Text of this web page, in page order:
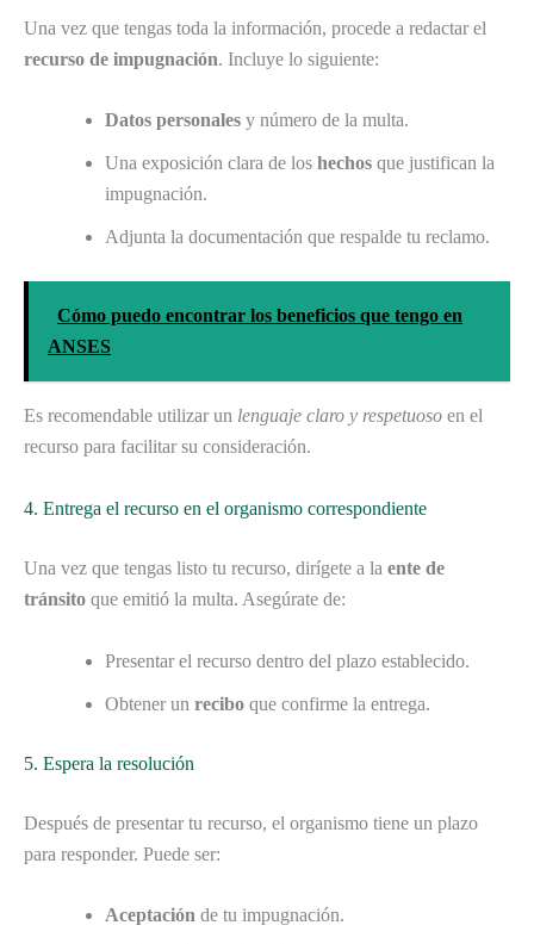
Una vez que tengas toda la información, procede a redactar el
recurso de impugnación. Incluye lo siguiente:
Datos personales y número de la multa.
Una exposición clara de los hechos que justifican la
impugnación.
Adjunta la documentación que respalde tu reclamo.
Cómo puedo encontrar los beneficios que tengo en
ANSES
Es recomendable utilizar un lenguaje claro y respetuoso en el
recurso para facilitar su consideración.
4. Entrega el recurso en el organismo correspondiente
Una vez que tengas listo tu recurso, dirígete a la ente de
tránsito que emitió la multa. Asegúrate de:
Presentar el recurso dentro del plazo establecido.
Obtener un recibo que confirme la entrega.
5. Espera la resolución
Después de presentar tu recurso, el organismo tiene un plazo
para responder. Puede ser:
Aceptación de tu impugnación.